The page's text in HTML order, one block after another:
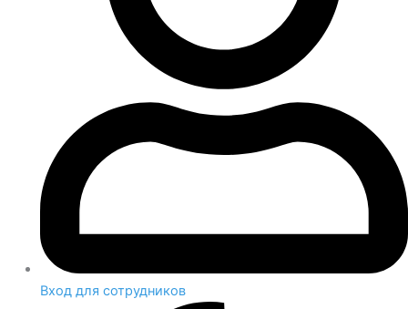
Вход для сотрудников